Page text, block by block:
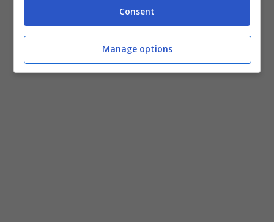
corso di una conferenza stampa in programma
venerdì prossimo.
Consent
Manage options